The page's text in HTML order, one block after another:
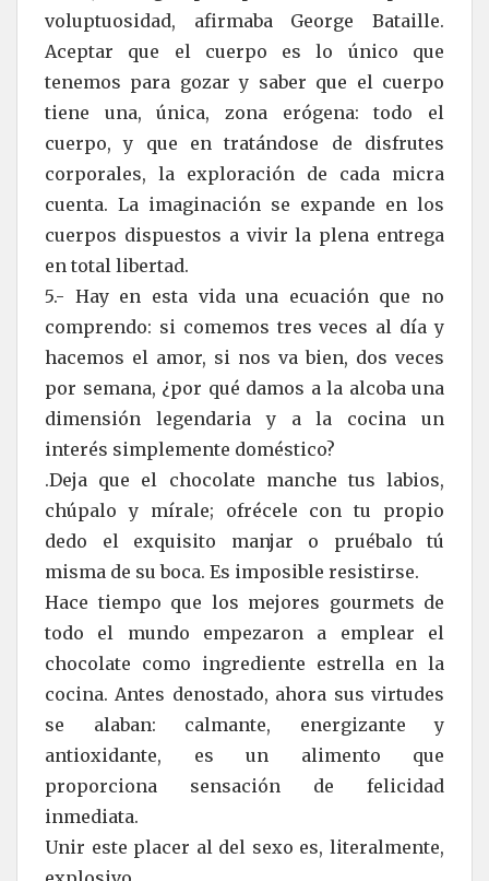
voluptuosidad, afirmaba George Bataille.
Aceptar que el cuerpo es lo único que
tenemos para gozar y saber que el cuerpo
tiene una, única, zona erógena: todo el
cuerpo, y que en tratándose de disfrutes
corporales, la exploración de cada micra
cuenta. La imaginación se expande en los
cuerpos dispuestos a vivir la plena entrega
en total libertad.
5.- Hay en esta vida una ecuación que no
comprendo: si comemos tres veces al día y
hacemos el amor, si nos va bien, dos veces
por semana, ¿por qué damos a la alcoba una
dimensión legendaria y a la cocina un
interés simplemente doméstico?
.Deja que el chocolate manche tus labios,
chúpalo y mírale; ofrécele con tu propio
dedo el exquisito manjar o pruébalo tú
misma de su boca. Es imposible resistirse.
Hace tiempo que los mejores gourmets de
todo el mundo empezaron a emplear el
chocolate como ingrediente estrella en la
cocina. Antes denostado, ahora sus virtudes
se alaban: calmante, energizante y
antioxidante, es un alimento que
proporciona sensación de felicidad
inmediata.
Unir este placer al del sexo es, literalmente,